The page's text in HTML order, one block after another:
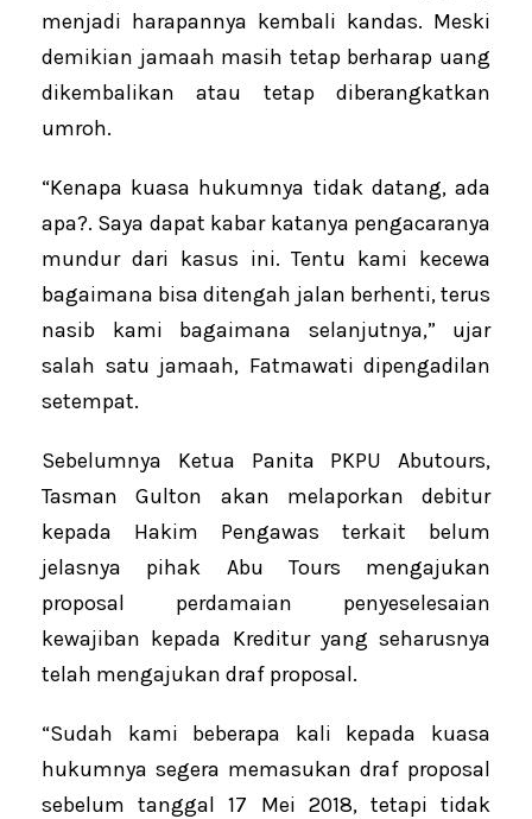
menjadi harapannya kembali kandas. Meski
demikian jamaah masih tetap berharap uang
dikembalikan atau tetap diberangkatkan
umroh.
“Kenapa kuasa hukumnya tidak datang, ada
apa?. Saya dapat kabar katanya pengacaranya
mundur dari kasus ini. Tentu kami kecewa
bagaimana bisa ditengah jalan berhenti, terus
nasib kami bagaimana selanjutnya,” ujar
salah satu jamaah, Fatmawati dipengadilan
setempat.
Sebelumnya Ketua Panita PKPU Abutours,
Tasman Gulton akan melaporkan debitur
kepada Hakim Pengawas terkait belum
jelasnya pihak Abu Tours mengajukan
proposal perdamaian penyeselesaian
kewajiban kepada Kreditur yang seharusnya
telah mengajukan draf proposal.
“Sudah kami beberapa kali kepada kuasa
hukumnya segera memasukan draf proposal
sebelum tanggal 17 Mei 2018, tetapi tidak